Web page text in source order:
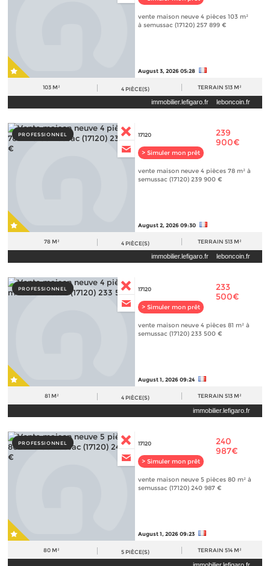
vente maison neuve 4 pièces 103 m²
à semussac (17120) 257 899 €
August 3, 2026 05:28
103 M² 4 PIÈCE(S) TERRAIN 513 M²
immobilier.lefigaro.fr leboncoin.fr
PROFESSIONNEL 17120
> Simuler mon prêt
239
900€
vente maison neuve 4 pièces 78 m² à
semussac (17120) 239 900 €
August 2, 2026 09:30
78 M² 4 PIÈCE(S) TERRAIN 513 M²
immobilier.lefigaro.fr leboncoin.fr
PROFESSIONNEL 17120
> Simuler mon prêt
233
500€
vente maison neuve 4 pièces 81 m² à
semussac (17120) 233 500 €
August 1, 2026 09:24
81 M² 4 PIÈCE(S) TERRAIN 513 M²
immobilier.lefigaro.fr
PROFESSIONNEL 17120
> Simuler mon prêt
240
987€
vente maison neuve 5 pièces 80 m² à
semussac (17120) 240 987 €
August 1, 2026 09:23
80 M² 5 PIÈCE(S) TERRAIN 514 M²